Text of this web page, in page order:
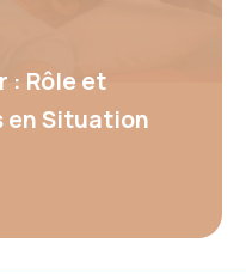
: Rôle et
en Situation